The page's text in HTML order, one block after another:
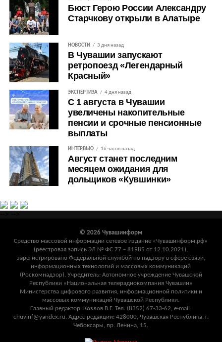
Бюст Герою России Александру
Старчкову открыли в Алатыре
НОВОСТИ 3 дня назад
В Чувашии запускают
ретропоезд «Легендарный
Красный»
ЭКСПЕРТИЗА 4 дня назад
С 1 августа в Чувашии
увеличены накопительные
пенсии и срочные пенсионные
выплаты
ИНТЕРВЬЮ 16 часов назад
Август станет последним
месяцем ожидания для
дольщиков «Кувшинки»
© 2026 Чувашинформ
Средство массовой информации сетевое издание «Чувашинформ.рф»
(реестровая запись ЭЛ № ФС 77 – 81985 от 12.10.2021),
зарегистрировано Федеральной службой по надзору в сфере связи,
информационных технологий и массовых коммуникаций
(Роскомнадзор). Учредитель: Автономное учреждение Чувашской
Республики «Национальная телерадиокомпания Чувашии»
Министерства цифрового развития, информационной политики и
массовых коммуникаций Чувашской Республики.
Главный редактор: Козлов В.Г. Тел. (8352) 67-33-62, e-mail:
chuvinf@yandex.ru. Адрес редакции: 428000, Чувашская Республика, г.
Чебоксары, пр. Ленина, 15.